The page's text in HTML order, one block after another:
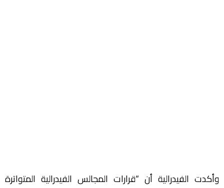
وأكدت الفيدرالية أن “قرارات المجالس الفيدرالية المتواترة